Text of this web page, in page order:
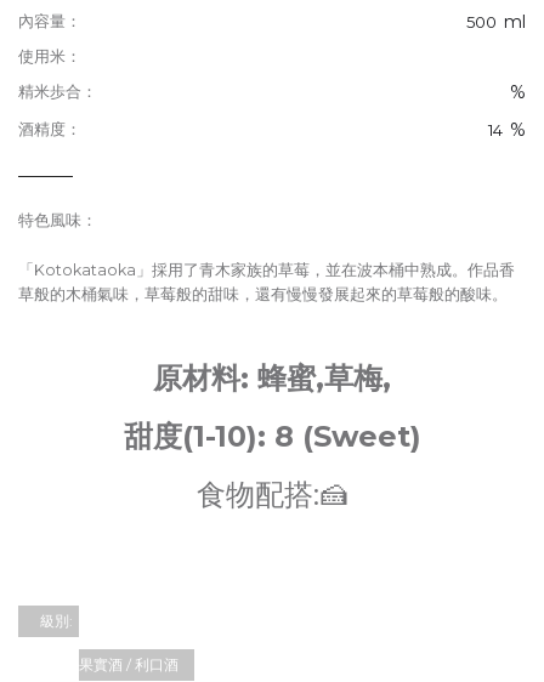
內容量： 500 ml
使用米：
精米歩合：
%
酒精度： 14 %
特色風味：
「Kotokataoka」採用了青木家族的草莓，並在波本桶中熟成。作品香
草般的木桶氣味，草莓般的甜味，還有慢慢發展起來的草莓般的酸味。
原材料: 蜂蜜,草梅,
甜度(1-10): 8 (Sweet)
食物配搭:🍰
級別:
果實酒 / 利口酒